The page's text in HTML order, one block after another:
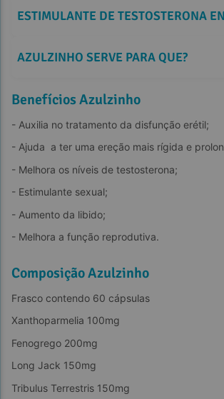
ESTIMULANTE DE TESTOSTERONA
Tadalafila
AZULZINHO SERVE PARA QUE?
Benefícios Azulzinho
- Auxilia no tratamento da disfunção erétil;
- Ajuda  a ter uma ereção mais rígida e
- Melhora os níveis de testosterona;
- Estimulante sexual;
- Aumento da libido;
- Melhora a função reprodutiva.
Composição Azulzinho
Frasco contendo 60 cápsulas
Xanthoparmelia 100mg
Fenogrego 200mg
Long Jack 150mg
Tribulus Terrestris 150mg